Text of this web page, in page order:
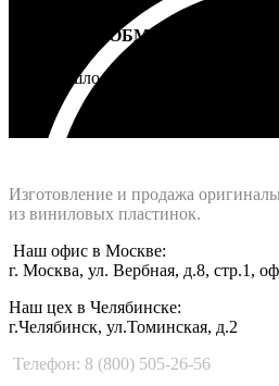
ВОЗВРАТ И ОБМЕН
Не подошло - вернем деньги
Изготовление и продажа
из виниловых пластинок.
Наш офис в Москве:
г. Москва, ул. Вербная, д.8, стр.1,
Наш цех в Челябинске:
г.Челябинск, ул.Томинская, д.2
Телефон: 8 (800) 505-26-56